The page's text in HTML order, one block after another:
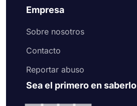
Empresa
Sobre nosotros
Contacto
Reportar abuso
Sea el primero en saberlo